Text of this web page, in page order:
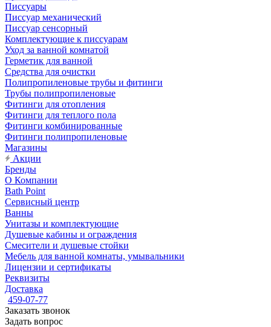
Писсуары
Писсуар механический
Писсуар сенсорный
Комплектующие к писсуарам
Уход за ванной комнатой
Герметик для ванной
Средства для очистки
Полипропиленовые трубы и фитинги
Трубы полипропиленовые
Фитинги для отопления
Фитинги для теплого пола
Фитинги комбинированные
Фитинги полипропиленовые
Магазины
Акции
Бренды
О Компании
Bath Point
Сервисный центр
Ванны
Унитазы и комплектующие
Душевые кабины и ограждения
Смесители и душевые стойки
Мебель для ванной комнаты, умывальники
Лицензии и сертификаты
Реквизиты
Доставка
459-07-77
Заказать звонок
Задать вопрос